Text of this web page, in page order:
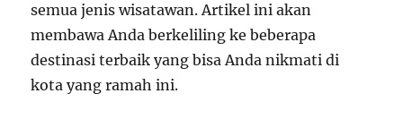
semua jenis wisatawan. Artikel ini akan
membawa Anda berkeliling ke beberapa
destinasi terbaik yang bisa Anda nikmati di
kota yang ramah ini.